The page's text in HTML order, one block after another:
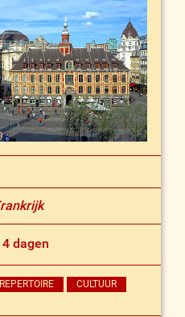
4 dagen
CULTUUR